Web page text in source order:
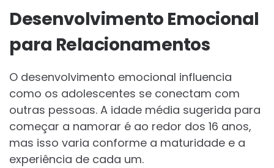
Desenvolvimento Emocional
para Relacionamentos
O desenvolvimento emocional influencia
como os adolescentes se conectam com
outras pessoas. A idade média sugerida para
começar a namorar é ao redor dos 16 anos,
mas isso varia conforme a maturidade e a
experiência de cada um.